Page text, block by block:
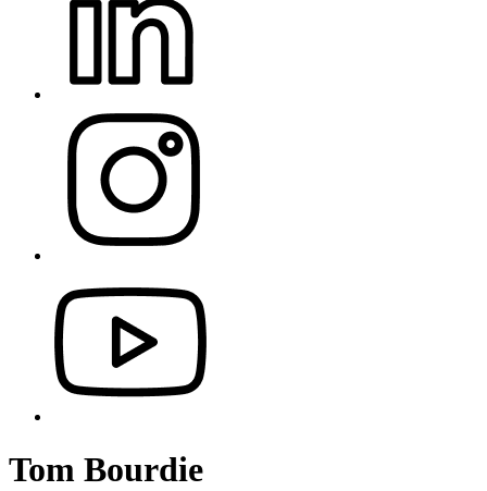
Tom Bourdie